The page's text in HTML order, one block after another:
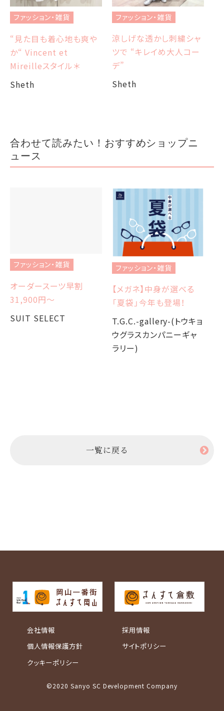
ファッション・雑貨
“見た目も着心地も爽や
か“ Vincent et
Mireilleスタイル＊
Sheth
ファッション・雑貨
涼しげな透かし刺繍シャ
ツで “キレイめ大人コー
デ”
Sheth
合わせて読みたい！おすすめショップニ
ュース
ファッション・雑貨
オーダースーツ早割
31,900円〜
SUIT SELECT
ファッション・雑貨
【メガネ】中身が選べる
「夏袋」今年も登場！
T.G.C.-gallery-(トウキョ
ウグラスカンパニーギャ
ラリー)
一覧に戻る
会社情報
個人情報保護方針
クッキーポリシー
採用情報
サイトポリシー
©2020 Sanyo SC Development Company